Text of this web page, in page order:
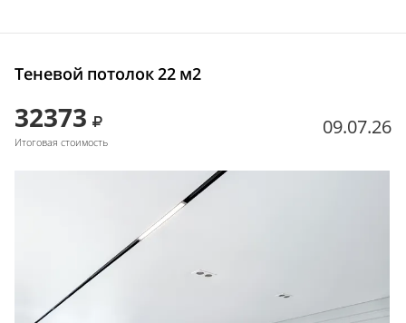
Теневой потолок 22 м2
32373
Итоговая стоимость
09.07.26